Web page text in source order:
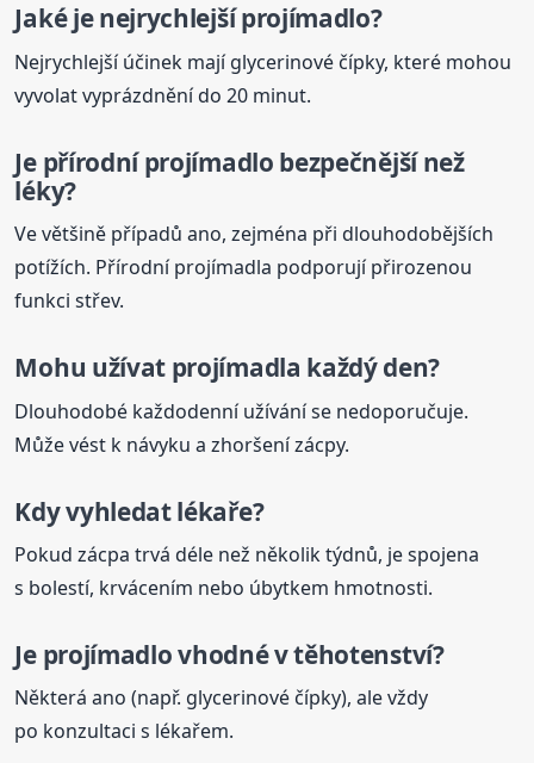
Jaké je nejrychlejšíprojímadlo?
Nejrychlejší účinek mají glycerinové čípky, které mohou
vyvolat vyprázdnění do 20 minut.
Je přírodníprojímadlo bezpečnější než
léky?
Ve většině případů ano, zejména při dlouhodobějších
potížích. Přírodní projímadla podporují přirozenou
funkci střev.
Mohu užívat projímadla každý den?
Dlouhodobé každodenní užívání se nedoporučuje.
Může vést k návyku a zhoršení zácpy.
Kdy vyhledat lékaře?
Pokud zácpa trvá déle než několik týdnů, je spojena
s bolestí, krvácením nebo úbytkem hmotnosti.
Je projímadlovhodné v těhotenství?
Některá ano (např. glycerinové čípky), ale vždy
po konzultaci s lékařem.